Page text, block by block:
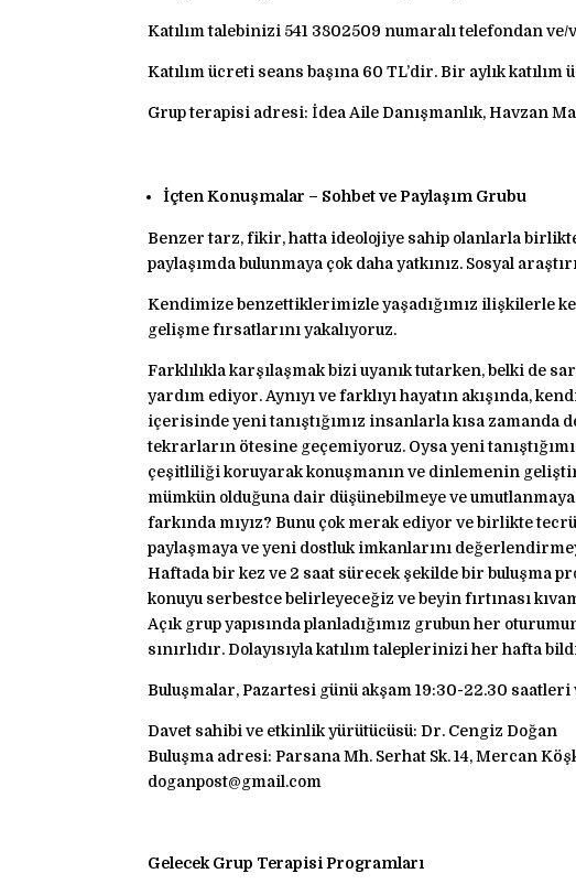
Katılım talebinizi 541 3802509 numaralı telefondan
Katılım ücreti seans başına 60 TL’dir. Bir aylık katılım
Grup terapisi adresi: İdea Aile Danışmanlık, Havzan
İçten Konuşmalar – Sohbet ve Paylaşım Grubu
Benzer tarz, fikir, hatta ideolojiye sahip olanlarla
paylaşımda bulunmaya çok daha yatkınız. Sosyal
Kendimize benzettiklerimizle yaşadığımız ilişkilerle
gelişme fırsatlarını yakalıyoruz.
Farklılıkla karşılaşmak bizi uyanık tutarken, belki de
yardım ediyor. Aynıyı ve farklıyı hayatın akışında,
içerisinde yeni tanıştığımız insanlarla kısa zamanda
tekrarların ötesine geçemiyoruz. Oysa yeni
çeşitliliği koruyarak konuşmanın ve dinlemenin
mümkün olduğuna dair düşünebilmeye ve
farkında mıyız? Bunu çok merak ediyor ve birlikte
paylaşmaya ve yeni dostluk imkanlarını
Haftada bir kez ve 2 saat sürecek şekilde bir buluşma
konuyu serbestce belirleyeceğiz ve beyin fırtınası
Açık grup yapısında planladığımız grubun her
sınırlıdır. Dolayısıyla katılım taleplerinizi her hafta
Buluşmalar, Pazartesi günü akşam 19:30-22.30
Davet sahibi ve etkinlik yürütücüsü: Dr. Cengiz Doğan
Buluşma adresi: Parsana Mh. Serhat Sk. 14, Mercan
doganpost@gmail.com
Gelecek Grup Terapisi Programları